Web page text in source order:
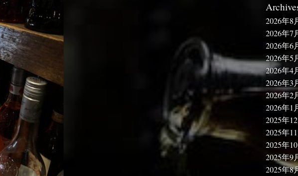
2026年8
2026年7
2026年6
2026年5
2026年4
2026年3
2026年2
2026年1
2025年
2025年
2025年
2025年9
2025年8